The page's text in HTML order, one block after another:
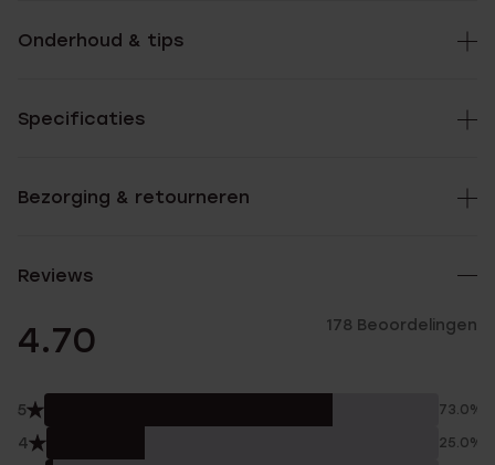
Onderhoud & tips
Specificaties
Bezorging & retourneren
Reviews
4.70 178 Beoordelingen
5 73.0%
4 25.0%